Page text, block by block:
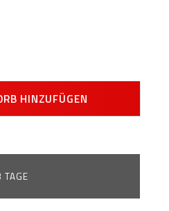
HINZUFÜGEN
TAGE